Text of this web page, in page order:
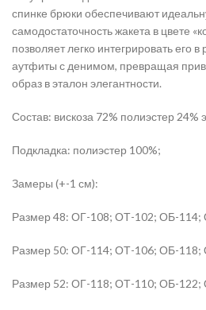
спинке брюки обеспечивают
самодостаточность жакета в цвете
позволяет легко интегрировать его
аутфиты с денимом, превращая
образ в эталон элегантности.
Состав: вискоза 72% полиэстер 24%
Подкладка: полиэстер 100%;
Замеры (+-1 см):
Размер 48: ОГ-108; ОТ-102; ОБ-
Размер 50: ОГ-114; ОТ-106; ОБ-
Размер 52: ОГ-118; ОТ-110; ОБ-